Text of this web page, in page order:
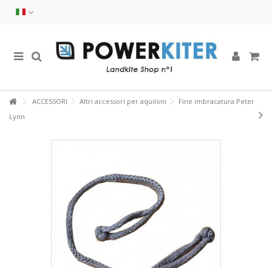
ACCESSORI Altri accessori per aquiloni
Fine imbracatura Peter
Lynn